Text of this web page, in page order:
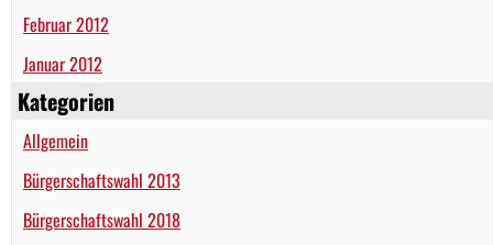
Februar 2012
Januar 2012
Kategorien
Allgemein
Bürgerschaftswahl 2013
Bürgerschaftswahl 2018